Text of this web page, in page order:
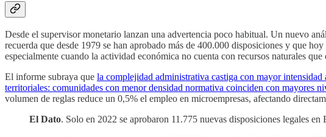
Desde el supervisor monetario lanzan una advertencia poco habitual. Un nuevo
recuerda que desde 1979 se han aprobado más de 400.000 disposiciones y que
especialmente cuando la actividad económica no cuenta con recursos naturales
El informe subraya que la complejidad administrativa castiga con mayor intensidad
territoriales: comunidades con menor densidad normativa coinciden con mayores
volumen de reglas reduce un 0,5% el empleo en microempresas, afectando
El Dato. Solo en 2022 se aprobaron 11.775 nuevas disposiciones legales